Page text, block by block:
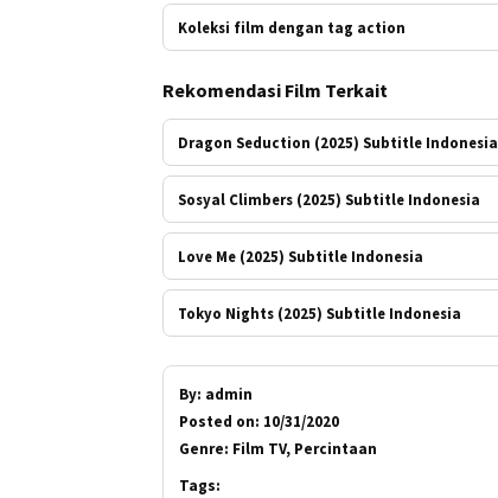
Koleksi film dengan tag action
Rekomendasi Film Terkait
Dragon Seduction (2025) Subtitle Indonesia
Sosyal Climbers (2025) Subtitle Indonesia
Love Me (2025) Subtitle Indonesia
Tokyo Nights (2025) Subtitle Indonesia
By: admin
Posted on: 10/31/2020
Genre: Film TV, Percintaan
Tags: